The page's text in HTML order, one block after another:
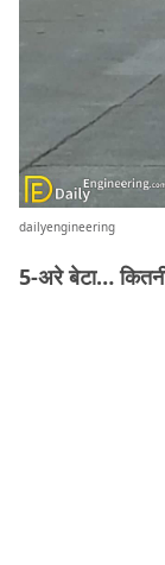
dailyengineering
5-अरे बेटा…